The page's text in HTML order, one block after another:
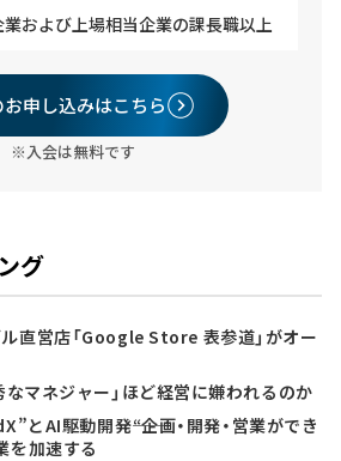
業および上場相当企業の課長職以上
お申し込みはこちら
※入会は無料です
グ
直営店「Google Store 表参道」がオー
なマネジャー」ほど経営に嫌われるのか
とAI駆動開発――“企画・開発・営業ができ
を加速する